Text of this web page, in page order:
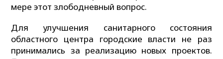
мере этот злободневный вопрос.
Для улучшения санитарного состояния
областного центра городские власти не раз
принимались за реализацию новых проектов.